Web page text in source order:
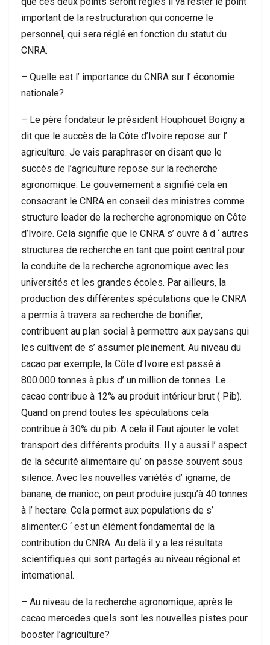
important de la restructuration qui concerne le
personnel, qui sera réglé en fonction du statut du
CNRA.
– Quelle est l’ importance du CNRA sur l’ économie
nationale?
– Le père fondateur le président Houphouët Boigny a
dit que le succès de la Côte d’Ivoire repose sur l’
agriculture. Je vais paraphraser en disant que le
succès de l’agriculture repose sur la recherche
agronomique. Le gouvernement a signifié cela en
consacrant le CNRA en conseil des ministres comme
structure leader de la recherche agronomique en Côte
d’Ivoire. Cela signifie que le CNRA s’ ouvre à d ‘ autres
structures de recherche en tant que point central pour
la conduite de la recherche agronomique avec les
universités et les grandes écoles. Par ailleurs, la
production des différentes spéculations que le CNRA
a permis à travers sa recherche de bonifier,
contribuent au plan social à permettre aux paysans qui
les cultivent de s’ assumer pleinement. Au niveau du
cacao par exemple, la Côte d’Ivoire est passé à
800.000 tonnes à plus d’ un million de tonnes. Le
cacao contribue à 12% au produit intérieur brut ( Pib).
Quand on prend toutes les spéculations cela
contribue à 30% du pib. A cela il Faut ajouter le volet
transport des différents produits. Il y a aussi l’ aspect
de la sécurité alimentaire qu’ on passe souvent sous
silence. Avec les nouvelles variétés d’ igname, de
banane, de manioc, on peut produire jusqu’à 40 tonnes
à l’ hectare. Cela permet aux populations de s’
alimenter.C ‘ est un élément fondamental de la
contribution du CNRA. Au delà il y a les résultats
scientifiques qui sont partagés au niveau régional et
international.
– Au niveau de la recherche agronomique, après le
cacao mercedes quels sont les nouvelles pistes pour
booster l’agriculture?